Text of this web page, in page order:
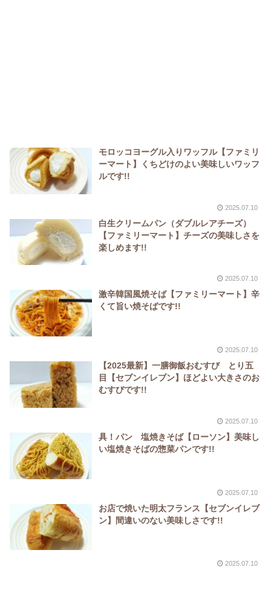
モロッコヨーグル入りワッフル【ファミリ
ーマート】くちどけのよい美味しいワッフ
ルです!!
2025.07.10
白生クリームパン（ダブルレアチーズ）
【ファミリーマート】チーズの美味しさを
楽しめます!!
2025.07.10
激辛韓国風焼そば【ファミリーマート】辛
くて旨い焼そばです!!
2025.07.10
【2025最新】一膳御飯おむすび とり五
目【セブンイレブン】ほどよい大きさのお
むすびです!!
2025.07.10
具！パン 塩焼きそば【ローソン】美味し
い塩焼きそばの惣菜パンです!!
2025.07.10
お店で焼いた明太フランス【セブンイレブ
ン】間違いのない美味しさです!!
2025.07.10